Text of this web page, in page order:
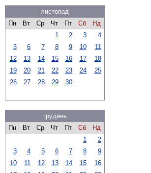
листопад
Пн
Вт Ср Чт Пт Сб
Нд
1
2 3
4
5
6 7 8 9 10
11
12
13 14 15 16 17
18
19
20 21 22 23 24
25
26
27 28 29 30
грудень
Пн
Вт Ср Чт Пт Сб
Нд
1
2
3
4 5 6 7 8
9
10
11 12 13 14 15
16